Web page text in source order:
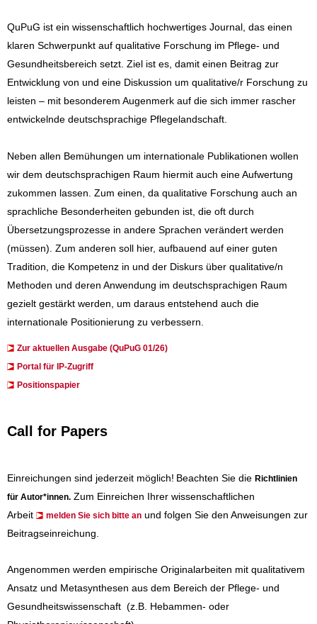
QuPuG ist ein wissenschaftlich hochwertiges Journal, das einen
klaren Schwerpunkt auf qualitative Forschung im Pflege- und
Gesundheitsbereich setzt. Ziel ist es, damit einen Beitrag zur
Entwicklung von und eine Diskussion um qualitative/r Forschung zu
leisten – mit besonderem Augenmerk auf die sich immer rascher
entwickelnde deutschsprachige Pflegelandschaft.
Neben allen Bemühungen um internationale Publikationen wollen
wir dem deutschsprachigen Raum hiermit auch eine Aufwertung
zukommen lassen. Zum einen, da qualitative Forschung auch an
sprachliche Besonderheiten gebunden ist, die oft durch
Übersetzungsprozesse in andere Sprachen verändert werden
(müssen). Zum anderen soll hier, aufbauend auf einer guten
Tradition, die Kompetenz in und der Diskurs über qualitative/n
Methoden und deren Anwendung im deutschsprachigen Raum
gezielt gestärkt werden, um daraus entstehend auch die
internationale Positionierung zu verbessern.
Zur aktuellen Ausgabe (QuPuG 01/26)
​​​Portal für IP-Zugriff
Positionspapier
Call for Papers
Einreichungen sind jederzeit möglich! Beachten Sie die Richtlinien
für Autor*innen. Zum Einreichen Ihrer wissenschaftlichen
Arbeit
melden Sie sich bitte an und folgen Sie den Anweisungen zur
Beitragseinreichung.
Angenommen werden empirische Originalarbeiten mit qualitativem
Ansatz und Metasynthesen aus dem Bereich der Pflege- und
Gesundheitswissenschaft (z.B. Hebammen- oder